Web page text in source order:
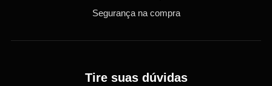
Segurança na compra
Tire suas dúvidas